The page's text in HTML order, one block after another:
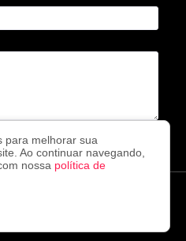
- A cada visita uma nova notícia!
para melhorar sua
Ao continuar navegando,
nossa política de